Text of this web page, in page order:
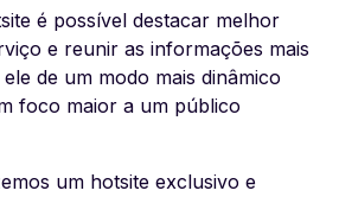
é possível destacar melhor
e reunir as informações mais
de um modo mais dinâmico
foco maior a um público
um hotsite exclusivo e